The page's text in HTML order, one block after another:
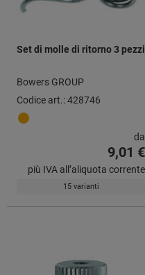
Set di molle di ritorno 3 pezzi
Bowers GROUP
Codice art.: 428746
da
9,01 €
più IVA all’aliquota corrente
15 varianti